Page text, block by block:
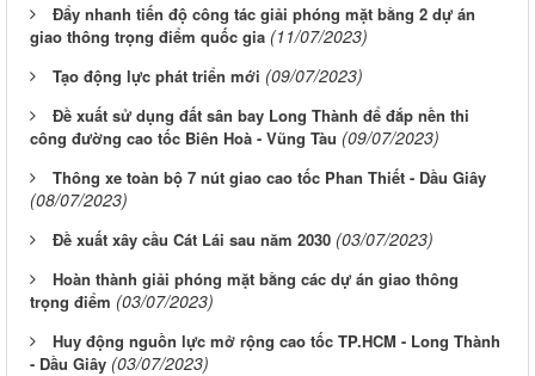
Đẩy nhanh tiến độ công tác giải phóng mặt bằng 2 dự án
giao thông trọng điểm quốc gia (11/07/2023)
Tạo động lực phát triển mới (09/07/2023)
Đề xuất sử dụng đất sân bay Long Thành để đắp nền thi
công đường cao tốc Biên Hoà - Vũng Tàu (09/07/2023)
Thông xe toàn bộ 7 nút giao cao tốc Phan Thiết - Dầu Giây
(08/07/2023)
Đề xuất xây cầu Cát Lái sau năm 2030 (03/07/2023)
Hoàn thành giải phóng mặt bằng các dự án giao thông
trọng điểm (03/07/2023)
Huy động nguồn lực mở rộng cao tốc TP.HCM - Long Thành
- Dầu Giây (03/07/2023)